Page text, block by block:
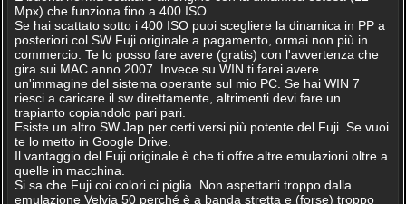
Mpx) che funziona fino a 400 ISO.
Se hai scattato sotto i 400 ISO puoi scegliere la dinamica in PP a
posteriori col SW Fuji originale a pagamento, ormai non più in
commercio. Te lo posso fare avere (gratis) con l'avvertenza che
gira sui MAC anno 2007. Invece su WIN ti farei avere
un'immagine del sistema operante sul mio PC. Se hai WIN 7
riesci a caricare il sw direttamente, altrimenti devi fare un
trapianto copiandolo pari pari.
Esiste un altro SW Jap per certi versi più potente del Fuji. Se vuoi
te lo metto in Google Drive.
Il vantaggio del Fuji originale è che ti offre altre emulazioni oltre a
quelle in macchina.
Si sa che Fuji coi colori ci piglia. Non aspettarti troppo dalla
emulazione Velvia 50 perché è a banda stretta e (forse) troppo